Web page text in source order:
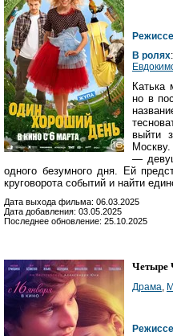
В ролях:
Катька
но в
выйти
—
одного безумного дня. Ей
круговорота событий и найти
Дата выхода фильма: 06.03.2025
Дата добавления: 03.05.2025
Последнее обновление: 25.10.2025
Четыре
Драма,